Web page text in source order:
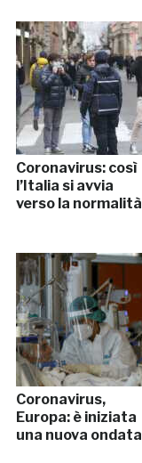
Coronavirus: così
l’Italia si avvia
verso la normalità
Coronavirus,
Europa: è iniziata
una nuova ondata